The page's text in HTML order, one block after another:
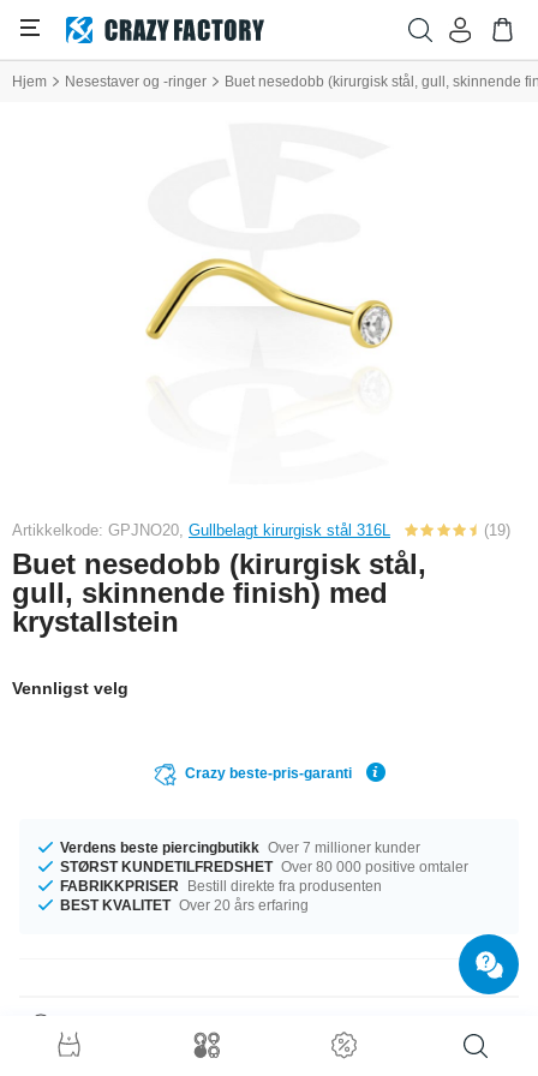
Hjem Nesestaver og -ringer Buet nesedobb (kirurgisk stål, gull, skinnende
Artikkelkode: GPJNO20, Gullbelagt kirurgisk stål 316L (19)
Buet nesedobb (kirurgisk stål,
gull, skinnende finish) med
krystallstein
Vennligst velg
Crazy beste-pris-garanti
Verdens beste piercingbutikk Over 7 millioner kunder
STØRST KUNDETILFREDSHET Over 80 000 positive omtaler
FABRIKKPRISER
Bestill direkte fra produsenten
BEST KVALITET Over 20 års erfaring
Denne artikkelen har målet 0.8 mm. Tilgjengelig med en lengde på 6.5